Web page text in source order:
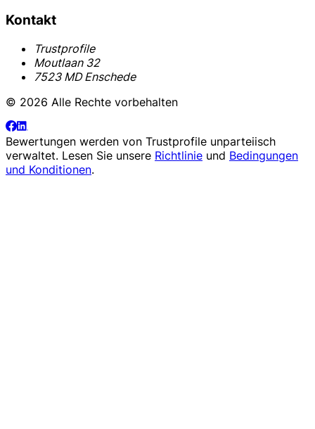
Kontakt
Trustprofile
Moutlaan 32
7523 MD Enschede
© 2026 Alle Rechte vorbehalten
Bewertungen werden von Trustprofile unparteiisch
verwaltet. Lesen Sie unsere Richtlinie und Bedingungen
und Konditionen.